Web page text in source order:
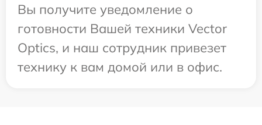
Вы получите уведомление о
готовности Вашей техники Vector
Optics, и наш сотрудник привезет
технику к вам домой или в офис.